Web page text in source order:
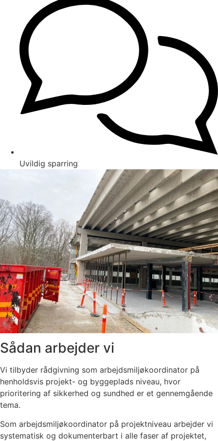
Uvildig sparring
Sådan arbejder vi
Vi tilbyder rådgivning som arbejdsmiljøkoordinator på
henholdsvis projekt- og byggeplads niveau, hvor
prioritering af sikkerhed og sundhed er et gennemgående
tema.
Som arbejdsmiljøkoordinator på projektniveau arbejder vi
systematisk og dokumenterbart i alle faser af projektet,